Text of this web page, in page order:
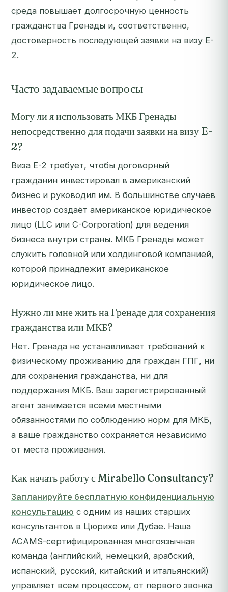
среда повышает долгосрочную ценность
гражданства Гренады и, соответственно,
достоверность последующей заявки на визу E-
2.
Часто задаваемые вопросы
Могу ли я использовать МКБ Гренады
непосредственно для подачи заявки на визу E-
2?
Виза E-2 требует, чтобы договорный
гражданин инвестировал в американский
бизнес и руководил им. В большинстве случаев
инвестор создаёт американское юридическое
лицо (LLC или C-Corporation) для ведения
бизнеса внутри страны. МКБ Гренады может
служить головной или холдинговой компанией,
которой принадлежит американское
юридическое лицо.
Нужно ли мне жить на Гренаде для сохранения
гражданства или МКБ?
Нет. Гренада не устанавливает требований к
физическому проживанию для граждан ГПГ, ни
для сохранения гражданства, ни для
поддержания МКБ. Ваш зарегистрированный
агент занимается всеми местными
обязанностями по соблюдению норм для МКБ,
а ваше гражданство сохраняется независимо
от места проживания.
Как начать работу с Mirabello Consultancy?
Запланируйте бесплатную конфиденциальную
консультацию с одним из наших старших
консультантов в Цюрихе или Дубае. Наша
ACAMS-сертифицированная многоязычная
команда (английский, немецкий, арабский,
испанский, русский, китайский и итальянский)
управляет всем процессом, от первого звонка